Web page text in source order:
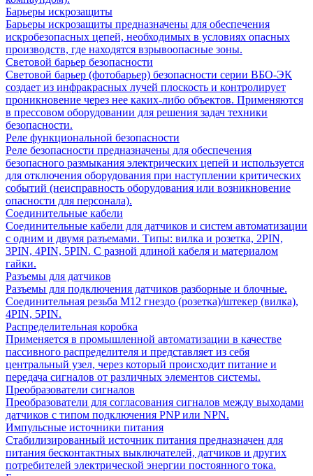
Барьеры искрозащиты
Барьеры искрозащиты предназначены для обеспечения
искробезопасных цепей, необходимых в условиях опасных
производств, где находятся взрывоопасные зоны.
Световой барьер безопасности
Световой барьер (фотобарьер) безопасности серии ВБО-ЭК
создает из инфракрасных лучей плоскость и контролирует
проникновение через нее каких-либо объектов. Применяются
в прессовом оборудовании для решения задач техники
безопасности.
Реле функциональной безопасности
Реле безопасности предназначены для обеспечения
безопасного размыкания электрических цепей и используется
для отключения оборудования при наступлении критических
событий (неисправность оборудования или возникновение
опасности для персонала).
Соединительные кабели
Соединительные кабели для датчиков и систем автоматизации
с одним и двумя разъемами. Типы: вилка и розетка, 2PIN,
3PIN, 4PIN, 5PIN. С разной длиной кабеля и материалом
гайки.
Разъемы для датчиков
Разъемы для подключения датчиков разборные и блочные.
Соединительная резьба М12 гнездо (розетка)/штекер (вилка),
4PIN, 5PIN.
Распределительная коробка
Применяется в промышленной автоматизации в качестве
пассивного распределителя и представляет из себя
центральный узел, через который происходит питание и
передача сигналов от различных элементов системы.
Преобразователи сигналов
Преобразователи для согласования сигналов между выходами
датчиков с типом подключения PNP или NPN.
Импульсные источники питания
Стабилизированный источник питания предназначен для
питания бесконтактных выключателей, датчиков и других
потребителей электрической энергии постоянного тока.